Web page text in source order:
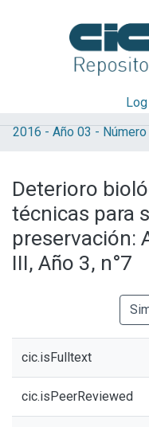
Explorar
Aportar material
2016 - Año 03 -
Deterioro
técnicas para
preservación:
III, Año 3, n°7
cic.isFulltext
cic.isPeerReviewed